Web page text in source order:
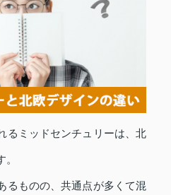
るミッドセンチュリーは、北
るものの、共通点が多くて混